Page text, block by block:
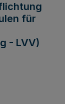
für
- LVV)